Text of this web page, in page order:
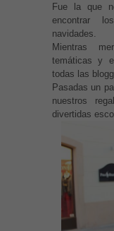
Fue la que
encontrar
navidades.
Mientras
temáticas y
todas las
Pasadas un
nuestros
divertidas